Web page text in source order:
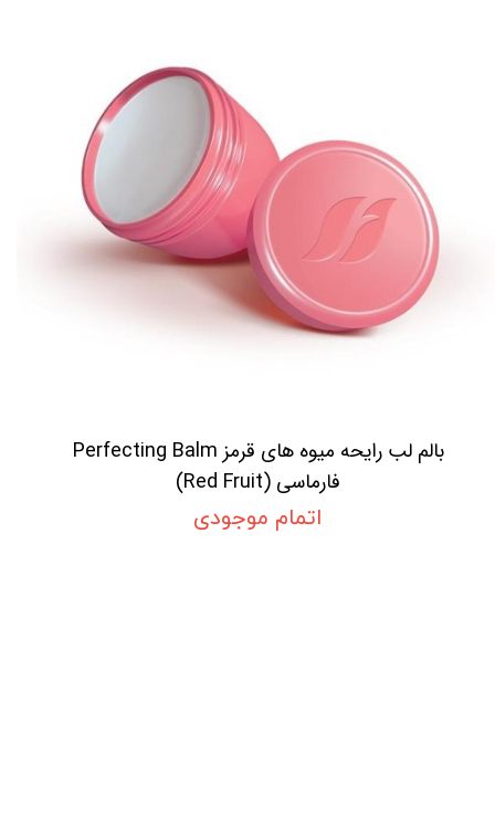
بالم لب رایحه میوه های قرمز Perfecting Balm
فارماسی (Red Fruit)
اتمام موجودی